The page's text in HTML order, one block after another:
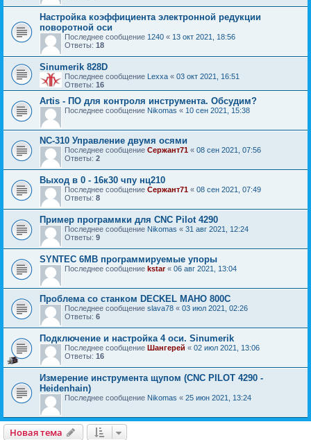
Настройка коэффициента электронной редукции
поворотной оси
Последнее сообщение 1240 « 13 окт 2021, 18:56
Ответы: 18
Sinumerik 828D
Последнее сообщение Lexxa « 03 окт 2021, 16:51
Ответы: 16
Artis - ПО для контроля инструмента. Обсудим?
Последнее сообщение Nikomas « 10 сен 2021, 15:38
NC-310 Управление двумя осями
Последнее сообщение Сержант71 « 08 сен 2021, 07:56
Ответы: 2
Выход в 0 - 16к30 чпу нц210
Последнее сообщение Сержант71 « 08 сен 2021, 07:49
Ответы: 8
Пример программки для CNC Pilot 4290
Последнее сообщение Nikomas « 31 авг 2021, 12:24
Ответы: 9
SYNTEC 6MB программируемые упоры
Последнее сообщение kstar« 06 авг 2021, 13:04
Проблема со станком DECKEL MAHO 800C
Последнее сообщение slava78 « 03 июл 2021, 02:26
Ответы: 6
Подключение и настройка 4 оси. Sinumerik
Последнее сообщение Шангерей « 02 июл 2021, 13:06
Ответы: 16
Измерение инструмента щупом (CNC PILOT 4290 -
Heidenhain)
Последнее сообщение Nikomas « 25 июн 2021, 13:24
Новая тема